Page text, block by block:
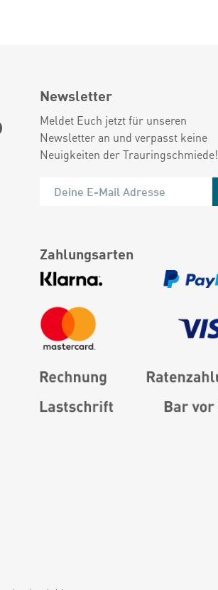
Newsletter
Meldet Euch jetzt für unseren
Newsletter an und verpasst keine
Neuigkeiten der Trauringschmiede!
Zahlungsarten